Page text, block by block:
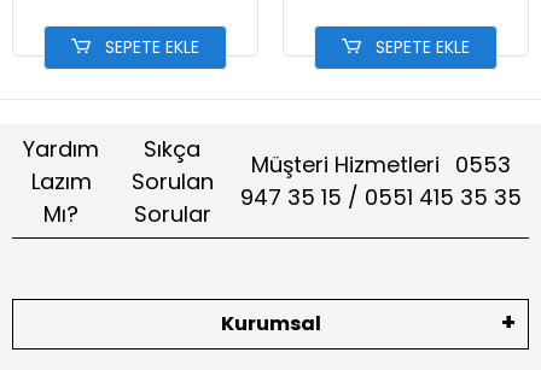
SEPETE EKLE SEPETE EKLE
Yardım
Lazım
Mı?
Sıkça
Sorulan
Sorular
Müşteri Hizmetleri 0553
947 35 15 / 0551 415 35 35
Kurumsal